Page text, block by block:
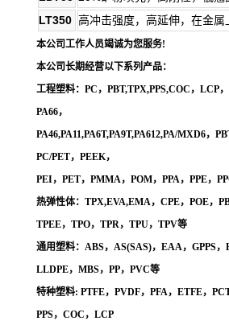
LT350 高冲击强度，高延伸，在金
本公司工作人员竭诚为您服务!
本公司长期经营以下系列产品：
工程塑料：PC，PBT,TPX,PPS,COC，LCP，
PA66，
PA46,PA11,PA6T,PA9T,PA612,PA/MXD6，
PC/PET，PEEK，
PEI，PET，PMMA，POM，PPA，PPE，
热弹性体：TPX,EVA,EMA，CPE，POE，
TPEE，TPO，TPR，TPU，TPV等
通用塑料：ABS，AS(SAS)，EAA，GPPS，
LLDPE，MBS，PP，PVC等
特种塑料: PTFE，PVDF，PFA，ETFE，
PPS，COC，LCP